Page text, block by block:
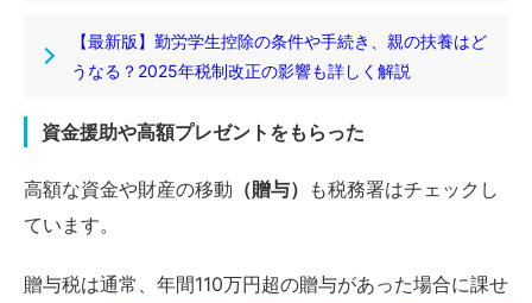
【最新版】勤労学生控除の条件や手続き、親の扶養はど
うなる？2025年税制改正の影響も詳しく解説
資金援助や高額プレゼントをもらった
高額な資金や財産の移動 （贈与） も税務署はチェックし
ています。
贈与税は通常、年間110万円超の贈与があった場合に課せ